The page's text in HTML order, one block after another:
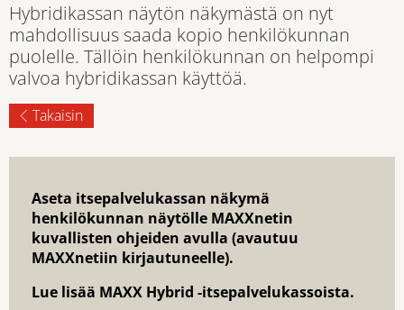
Hybridikassan näytön näkymästä on nyt
mahdollisuus saada kopio henkilökunnan
puolelle. Tällöin henkilökunnan on helpompi
valvoa hybridikassan käyttöä.
Takaisin
Aseta itsepalvelukassan näkymä
henkilökunnan näytölle MAXXnetin
kuvallisten ohjeiden avulla (avautuu
MAXXnetiin kirjautuneelle).
Lue lisää MAXX Hybrid -itsepalvelukassoista.